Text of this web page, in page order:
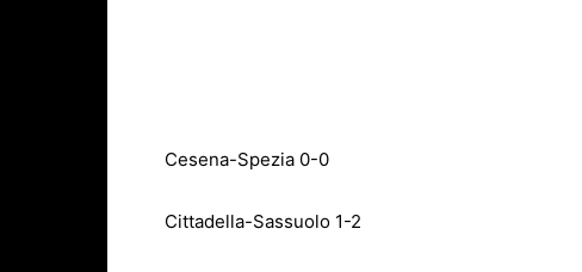
Cesena-Spezia 0-0
Cittadella-Sassuolo 1-2